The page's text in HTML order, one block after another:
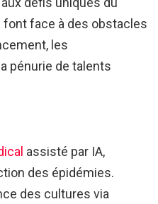
font face à des obstacles
les
pénurie de talents
assisté par IA,
des épidémies.
des cultures via